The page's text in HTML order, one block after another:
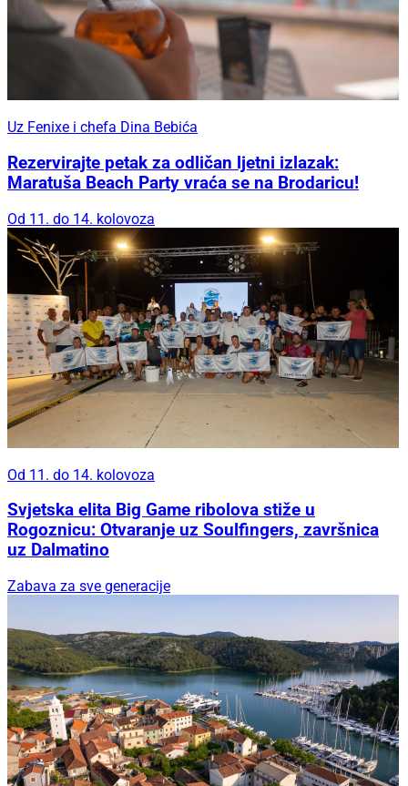
Uz Fenixe i chefa Dina Bebića
Rezervirajte petak za odličan ljetni izlazak:
Maratuša Beach Party vraća se na Brodaricu!
Od 11. do 14. kolovoza
Od 11. do 14. kolovoza
Svjetska elita Big Game ribolova stiže u
Rogoznicu: Otvaranje uz Soulfingers, završnica
uz Dalmatino
Zabava za sve generacije